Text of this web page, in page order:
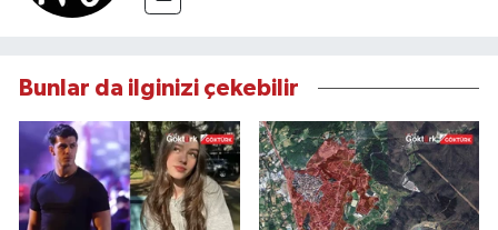
Bunlar da ilginizi çekebilir